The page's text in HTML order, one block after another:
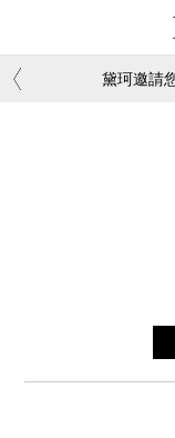
黛珂邀請